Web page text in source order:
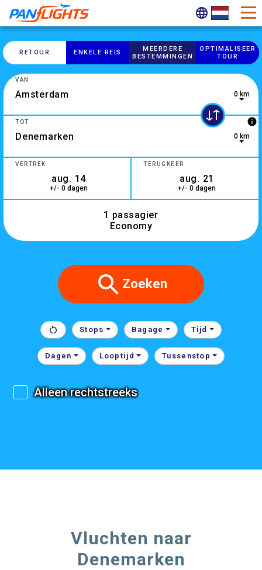
RETOUR ENKELE REIS
MEERDERE
BESTEMMINGEN
OPTIMALISEER
TOUR
0 results are available, use up and down arrow keys to
VAN
0 km
10 results are available, use up and down arrow keys to
TOT info
0 km
VERTREK
+/- 0 dagen
TERUGKEER
+/- 0 dagen
1 passagier
Economy
Zoeken
Stops Bagage Tijd
Dagen Looptijd Tussenstop
Alleen rechtstreeks
Vluchten naar
Denemarken